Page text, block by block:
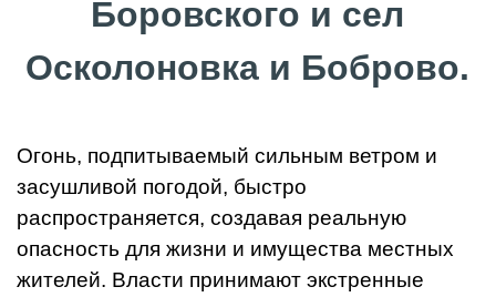
Боровского и сел
Осколоновка и Боброво.
Огонь, подпитываемый сильным ветром и
засушливой погодой, быстро
распространяется, создавая реальную
опасность для жизни и имущества местных
жителей. Власти принимают экстренные